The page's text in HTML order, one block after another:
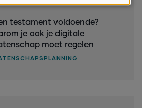
testament voldoende?
je ook je digitale
moet regelen